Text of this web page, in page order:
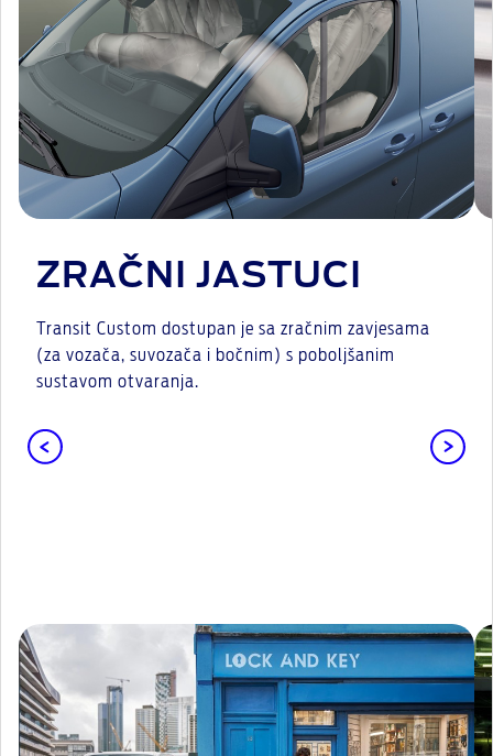
ZRAČNI JASTUCI
Transit Custom dostupan je sa zračnim zavjesama
(za vozača, suvozača i bočnim) s poboljšanim
sustavom otvaranja.